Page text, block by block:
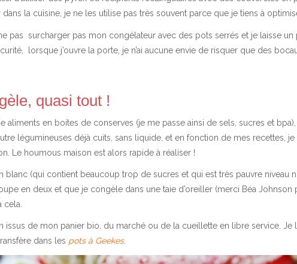
la cuisine, je ne les utilise pas très souvent parce que je tiens à
ne pas surcharger pas mon congélateur avec des pots serrés et je laisse
lorsque j’ouvre la porte, je n’ai aucune envie de risquer que des
quasi tout !
aliments en boites de conserves (je me passe ainsi de sels, sucres et
légumineuses déjà cuits, sans liquide, et en fonction de mes recettes,
Le houmous maison est alors rapide à réaliser !
blanc (qui contient beaucoup trop de sucres et qui est très pauvre niveau
en deux et que je congèle dans une taie d’oreiller (merci Béa Johnson
cela.
issus de mon panier bio, du marché ou de la cueillette en libre service. Je
dans les pots à Geekes.